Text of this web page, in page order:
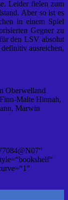
Leider fielen zum
Aber so ist es
in einem Spiel
Gegner zu
den LSV absolut
ausreichen,
Oberwelland
Malte Hinnah,
Marwin